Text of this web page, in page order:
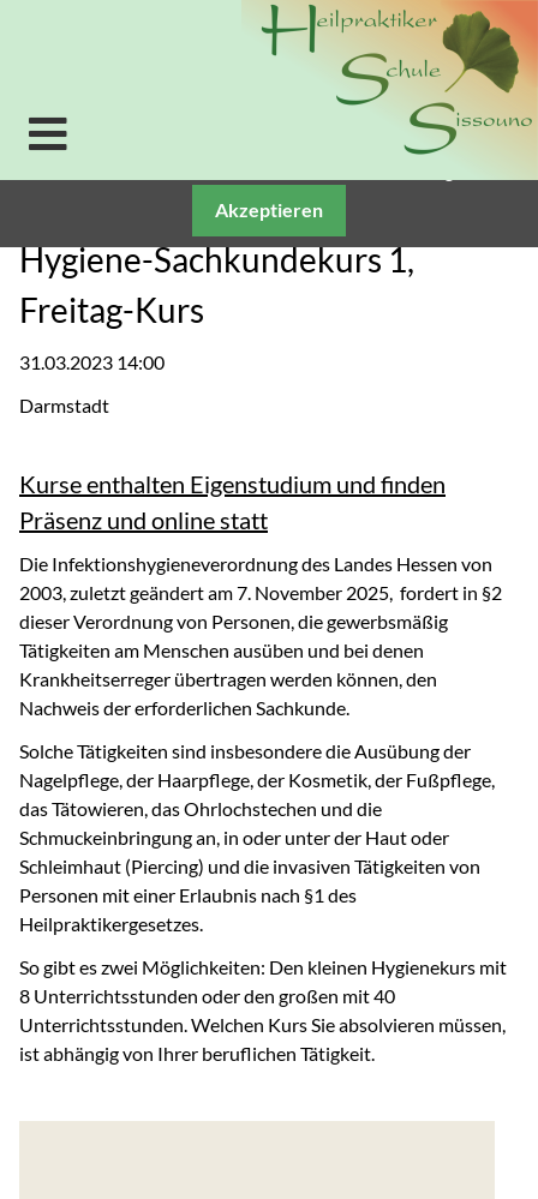
Hygiene-Sachkundekurs 1,
Freitag-Kurs
31.03.2023 14:00
Darmstadt
Kurse enthalten Eigenstudium und finden
Präsenz und online statt
Die Infektionshygieneverordnung des Landes Hessen von
2003, zuletzt geändert am 7. November 2025, fordert in §2
dieser Verordnung von Personen, die gewerbsmäßig
Tätigkeiten am Menschen ausüben und bei denen
Krankheitserreger übertragen werden können, den
Nachweis der erforderlichen Sachkunde.
Solche Tätigkeiten sind insbesondere die Ausübung der
Nagelpflege, der Haarpflege, der Kosmetik, der Fußpflege,
das Tätowieren, das Ohrlochstechen und die
Schmuckeinbringung an, in oder unter der Haut oder
Schleimhaut (Piercing) und die invasiven Tätigkeiten von
Personen mit einer Erlaubnis nach §1 des
Heilpraktikergesetzes.
So gibt es zwei Möglichkeiten: Den kleinen Hygienekurs mit
8 Unterrichtsstunden oder den großen mit 40
Unterrichtsstunden. Welchen Kurs Sie absolvieren müssen,
ist abhängig von Ihrer beruflichen Tätigkeit.
Verwendung von Cookies: Um unsere Webseite für Sie
optimal zu gestalten und fortlaufend verbessern zu
können, verwenden wir Cookies. Durch die weitere
Nutzung der Webseite stimmen Sie der Verwendung
von Cookies zu. Weitere Informationen zu Cookies
Akzeptieren